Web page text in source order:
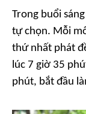
Trong buổi
tự chọn. Mỗi
thứ nhất phát
lúc 7 giờ 35
phút, bắt đầu